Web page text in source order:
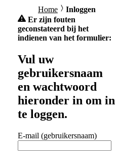
Home
Inloggen
Er zijn fouten
geconstateerd bij het
indienen van het formulier:
Vul uw
gebruikersnaam
en wachtwoord
hieronder in om in
te loggen.
E-mail (gebruikersnaam)